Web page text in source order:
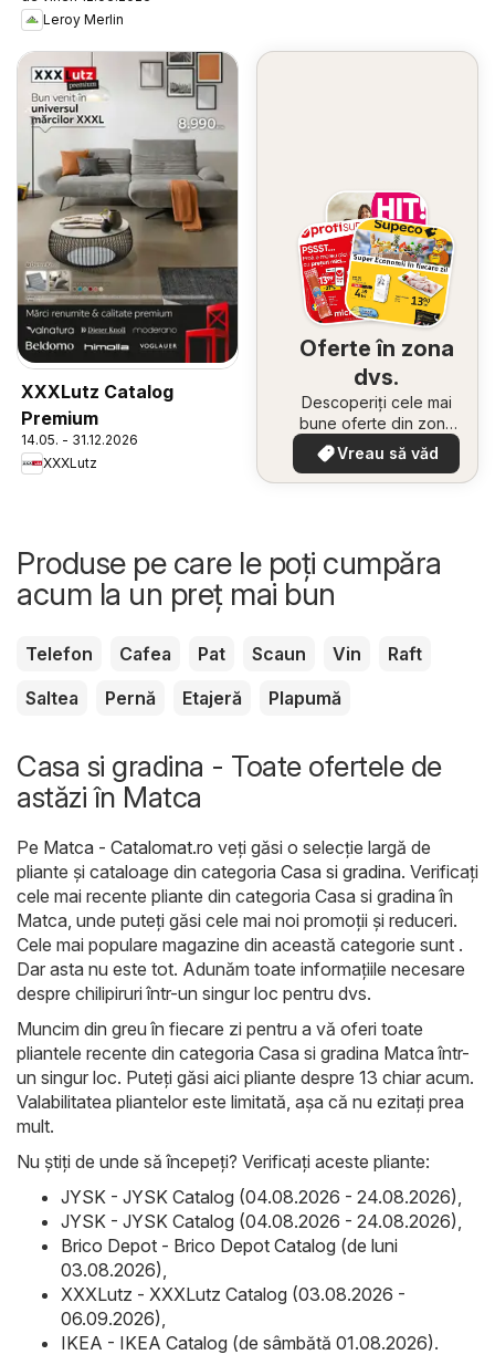
Leroy Merlin
XXXLutz Catalog
Premium
14.05. - 31.12.2026
XXXLutz
Oferte în zona
dvs.
Descoperiți cele mai
bune oferte din zona
dumneavoastră
Vreau să văd
Produse pe care le poți cumpăra
acum la un preț mai bun
Telefon Cafea Pat Scaun Vin
Raft
Saltea
Pernă Etajeră Plapumă
Casa si gradina - Toate ofertele de
astăzi în Matca
Pe Matca - Catalomat.ro veți găsi o selecție largă de
pliante și cataloage din categoria Casa si gradina. Verificați
cele mai recente pliante din categoria Casa si gradina în
Matca, unde puteți găsi cele mai noi promoții și reduceri.
Cele mai populare magazine din această categorie sunt .
Dar asta nu este tot. Adunăm toate informațiile necesare
despre chilipiruri într-un singur loc pentru dvs.
Muncim din greu în fiecare zi pentru a vă oferi toate
pliantele recente din categoria Casa si gradina Matca într-
un singur loc. Puteți găsi aici pliante despre 13 chiar acum.
Valabilitatea pliantelor este limitată, așa că nu ezitați prea
mult.
Nu știți de unde să începeți? Verificați aceste pliante:
JYSK - JYSK Catalog (04.08.2026 - 24.08.2026)
JYSK - JYSK Catalog (04.08.2026 - 24.08.2026)
Brico Depot - Brico Depot Catalog (de luni
03.08.2026)
XXXLutz - XXXLutz Catalog (03.08.2026 -
06.09.2026)
IKEA - IKEA Catalog (de sâmbătă 01.08.2026).